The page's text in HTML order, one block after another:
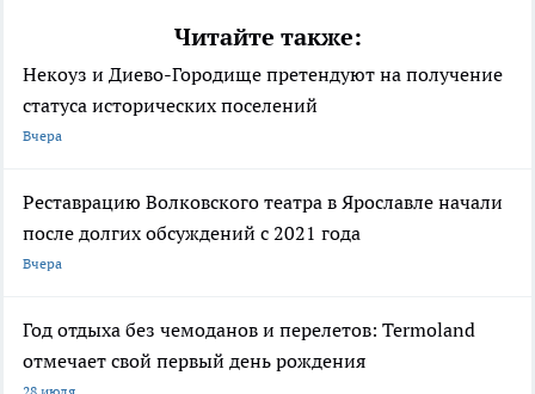
Читайте также:
Некоуз и Диево-Городище претендуют на получение
статуса исторических поселений
Вчера
Реставрацию Волковского театра в Ярославле начали
после долгих обсуждений с 2021 года
Вчера
Год отдыха без чемоданов и перелетов: Termoland
отмечает свой первый день рождения